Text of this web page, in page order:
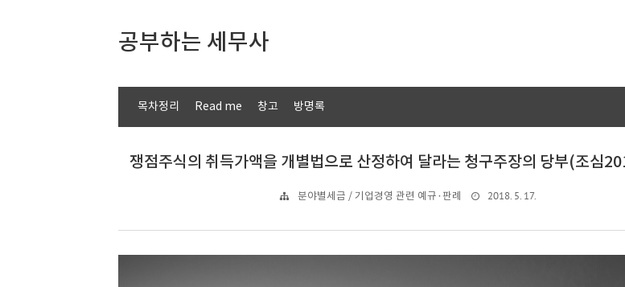
공부하는 세무사
목차정리 Read me 창고 방명록
쟁점주식의 취득가액을 개별법으로 산정하여 달라는 청구주장의 당부(조심
분야별세금 / 기업경영 관련 예규·판례 2018. 5. 17.